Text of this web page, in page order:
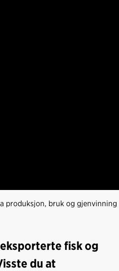
produksjon, bruk og gjenvinning
fisk og
du at